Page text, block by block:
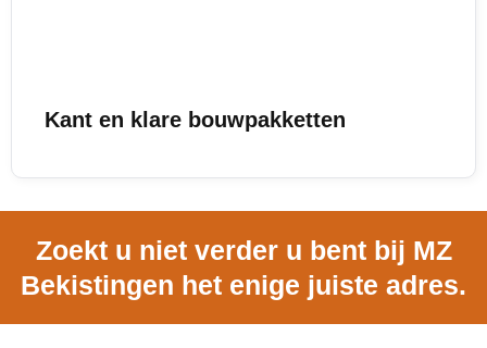
Kant en klare bouwpakketten
Zoekt u niet verder u bent bij MZ
Bekistingen het enige juiste adres.